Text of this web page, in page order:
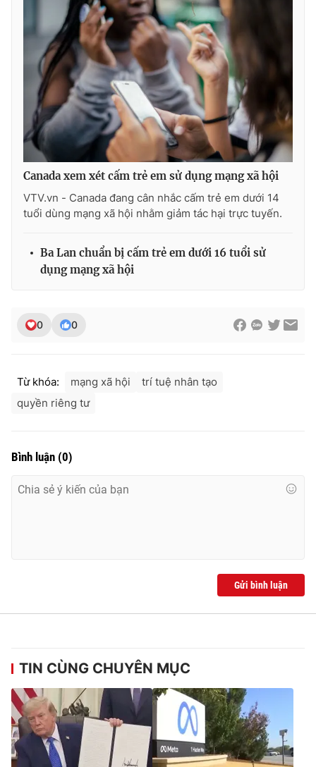
Ðiện thoại Thời báo VTV:024.66 897 897
toasoan@vtv.vn
Liên hệ quảng cáo:024-7300.7108
® Cấm sao chép dưới mọi hình thức nếu không có sự chấp
thuận bằng văn bản. Ghi rõ nguồn VTV.vn khi phát hành lại
thông tin từ website này.
Canada xem xét cấm trẻ em sử dụng mạng xã hội
VTV.vn - Canada đang cân nhắc cấm trẻ em dưới 14
tuổi dùng mạng xã hội nhằm giảm tác hại trực tuyến.
Ba Lan chuẩn bị cấm trẻ em dưới 16 tuổi sử
dụng mạng xã hội
0 0
Từ khóa: mạng xã hội
trí tuệ nhân tạo
quyền riêng tư
Bình luận (0)
Gửi bình luận
TIN CÙNG CHUYÊN MỤC